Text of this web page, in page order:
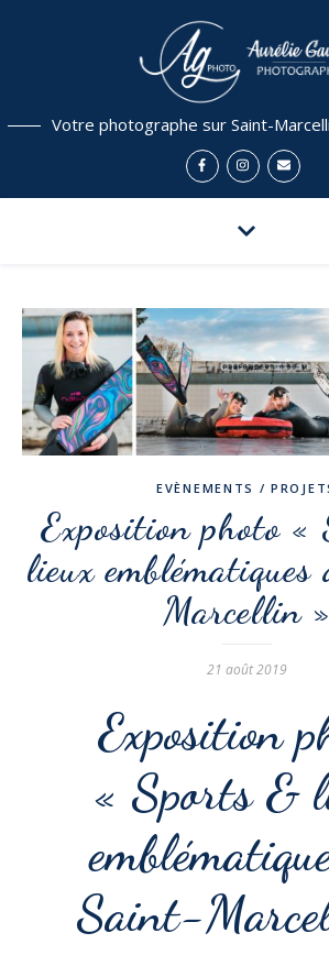
Votre photographe sur Saint-
EVÈNEMENTS /
Exposition photo «
lieux
Marcellin »
21 août 2019
Exposition
« Sports &
Saint-